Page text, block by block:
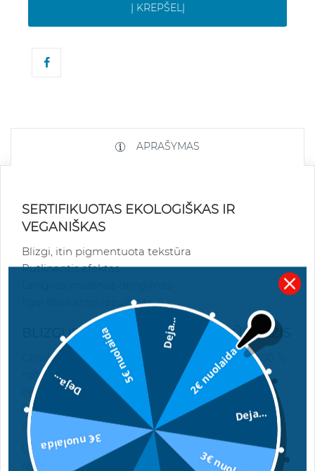
Į KREPŠELĮ
APRAŠYMAS
SERTIFIKUOTAS EKOLOGIŠKAS IR
VEGANIŠKAS
Blizgi, itin pigmentuota tekstūra
Putlinantis efektas
Ilgai išliekantis rezultatas
BLIZGUS, NATŪRALIOS KILMĖS LŪPDAŽIS
Charlotte Bio blizgus lūpdažis pagamintas iš 100 %
natūralių ingredientų, iš kurių bent 30 % yra
ekologiški. Produktas sertifikuotas Ecocert ir
Cosmébio, todėl galite būti tikri dėl jo švarios
sudėties.
Lūpdažis gaminamas Prancūzijoje, Normandijos
regione. Jis yra veganiškas ir nebandytas su
2€ nuolaida
Deja...
3€ nuolaida
Deja... 5€ nuolaida Deja...